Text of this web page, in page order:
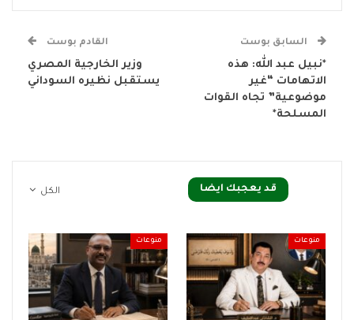
السابق بوست
*نبيل عبد الله: هذه
الاتهامات “غير
موضوعية” تجاه القوات
المسلحة*
القادم بوست
وزير الخارجية المصري
يستقبل نظيره السوداني
الكل قد يعجبك ايضا
منوعات منوعات